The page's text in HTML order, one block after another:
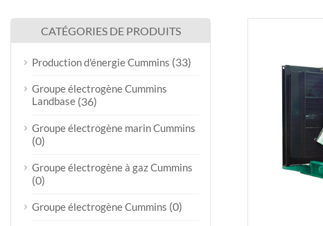
CATÉGORIES DE PRODUITS
Production d'énergie Cummins (33)
Groupe électrogène Cummins
Landbase (36)
Groupe électrogène marin Cummins
(0)
Groupe électrogène à gaz Cummins
(0)
Groupe électrogène Cummins (0)